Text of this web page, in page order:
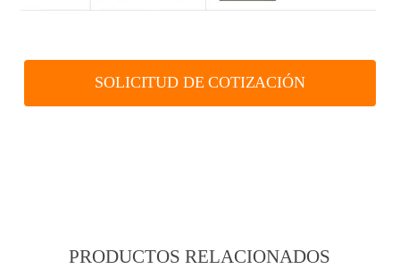
SOLICITUD DE COTIZACIÓN
PRODUCTOS RELACIONADOS